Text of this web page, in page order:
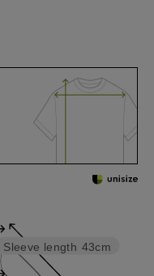
Sleeve length 43cm